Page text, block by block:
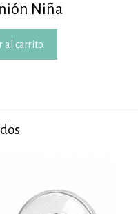
Niña
al carrito